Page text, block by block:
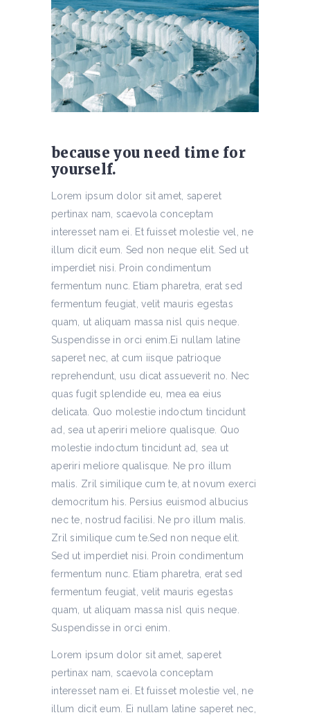
because you need time for
yourself.
Lorem ipsum dolor sit amet, saperet
pertinax nam, scaevola conceptam
interesset nam ei. Et fuisset molestie vel, ne
illum dicit eum. Sed non neque elit. Sed ut
imperdiet nisi. Proin condimentum
fermentum nunc. Etiam pharetra, erat sed
fermentum feugiat, velit mauris egestas
quam, ut aliquam massa nisl quis neque.
Suspendisse in orci enim.Ei nullam latine
saperet nec, at cum iisque patrioque
reprehendunt, usu dicat assueverit no. Nec
quas fugit splendide eu, mea ea eius
delicata. Quo molestie indoctum tincidunt
ad, sea ut aperiri meliore qualisque. Quo
molestie indoctum tincidunt ad, sea ut
aperiri meliore qualisque. Ne pro illum
malis. Zril similique cum te, at novum exerci
democritum his. Persius euismod albucius
nec te, nostrud facilisi. Ne pro illum malis.
Zril similique cum te.Sed non neque elit.
Sed ut imperdiet nisi. Proin condimentum
fermentum nunc. Etiam pharetra, erat sed
fermentum feugiat, velit mauris egestas
quam, ut aliquam massa nisl quis neque.
Suspendisse in orci enim.
Lorem ipsum dolor sit amet, saperet
pertinax nam, scaevola conceptam
interesset nam ei. Et fuisset molestie vel, ne
illum dicit eum. Ei nullam latine saperet nec,